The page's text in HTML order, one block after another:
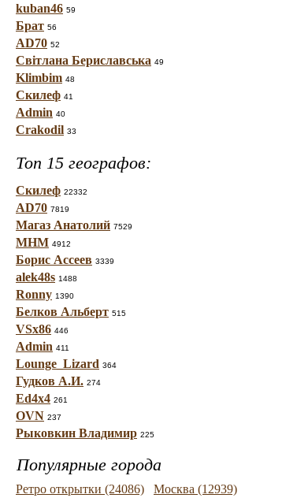
kuban46 59
Брат 56
AD70 52
Світлана Бериславська 49
Klimbim 48
Скилеф 41
Admin 40
Crakodil 33
Топ 15 географов:
Скилеф 22332
AD70 7819
Магаз Анатолий 7529
МНМ 4912
Борис Ассеев 3339
alek48s 1488
Ronny 1390
Белков Альберт 515
VSx86 446
Admin 411
Lounge_Lizard 364
Гудков А.И. 274
Ed4x4 261
OVN 237
Рыковкин Владимир 225
Популярные города
Ретро открытки (24086) Москва (12939)